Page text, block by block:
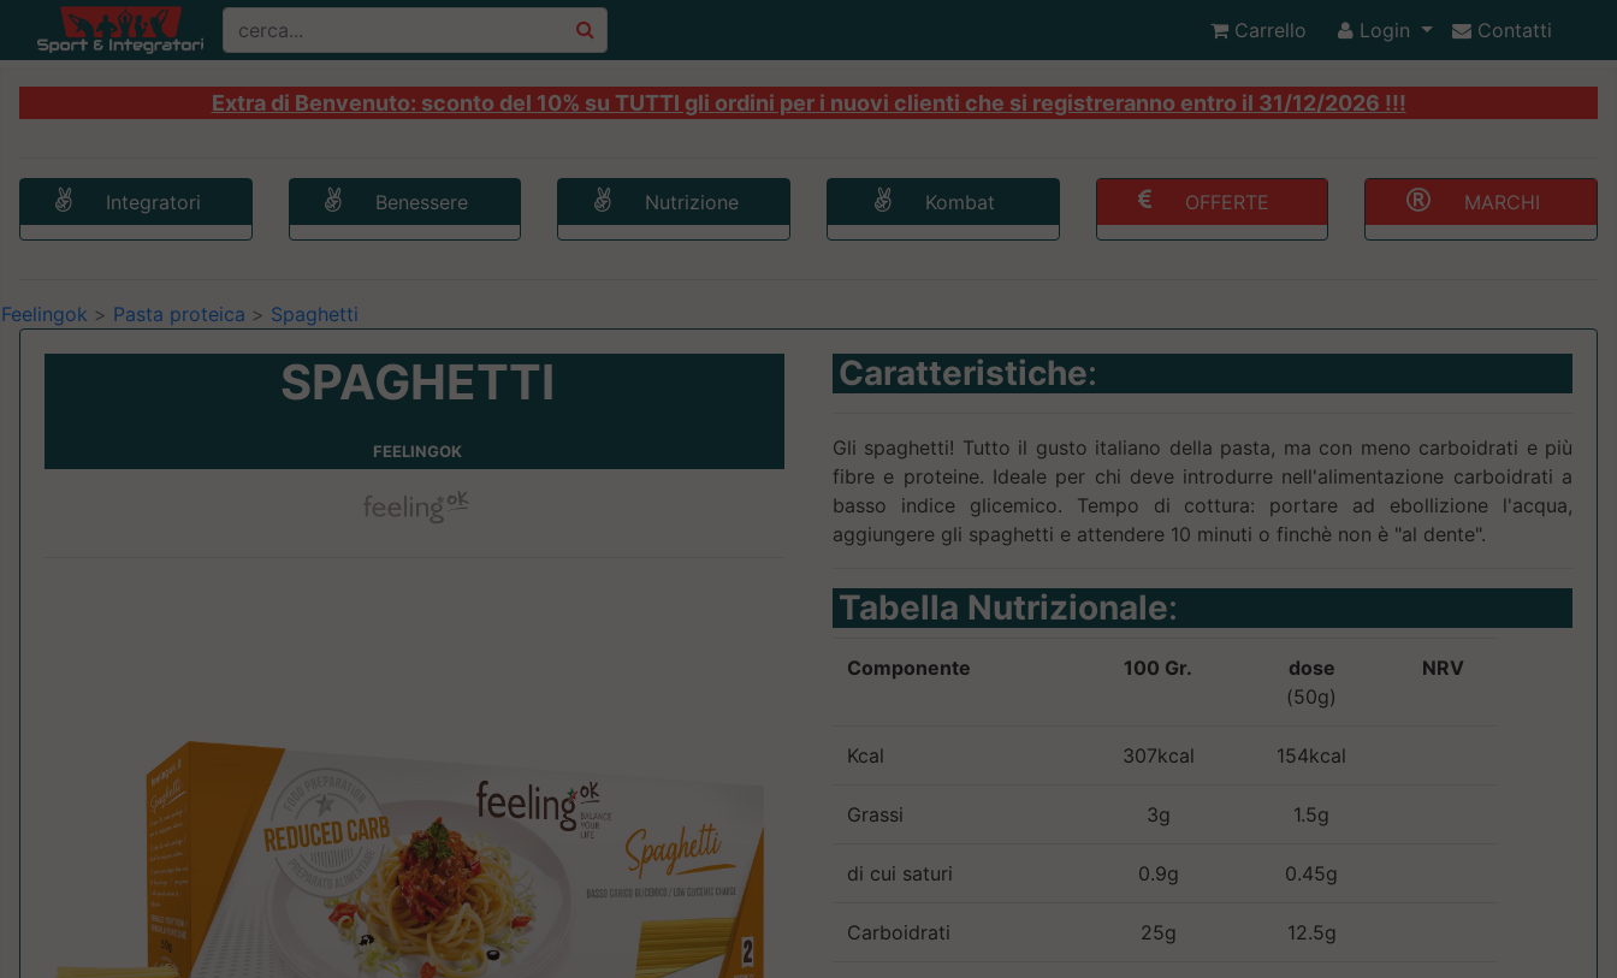
Carrello Login Contatti
Extra di Benvenuto: sconto del 10% su TUTTI gli ordini per i nuovi clienti che si registreranno entro il 31/12/2026 !!!
Integratori Benessere Nutrizione Kombat OFFERTE MARCHI
Feelingok > Pasta proteica > Spaghetti
SPAGHETTI
FEELINGOK
Caratteristiche:
Gli spaghetti! Tutto il gusto italiano della pasta, ma con meno carboidrati e più
fibre e proteine. Ideale per chi deve introdurre nell'alimentazione carboidrati a
basso indice glicemico. Tempo di cottura: portare ad ebollizione l'acqua,
aggiungere gli spaghetti e attendere 10 minuti o finchè non è "al dente".
Tabella Nutrizionale:
Componente 100 Gr.
dose
(50g)
NRV
Kcal 307kcal 154kcal
Grassi 3g 1.5g
di cui saturi 0.9g 0.45g
Carboidrati 25g 12.5g